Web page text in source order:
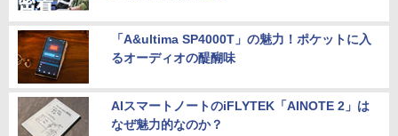
￥29,800
￥33,800
「A&ultima SP4000T」の魅力！ポケットに入
るオーディオの醍醐味
AIスマートノートのiFLYTEK「AINOTE 2」は
なぜ魅力的なのか？